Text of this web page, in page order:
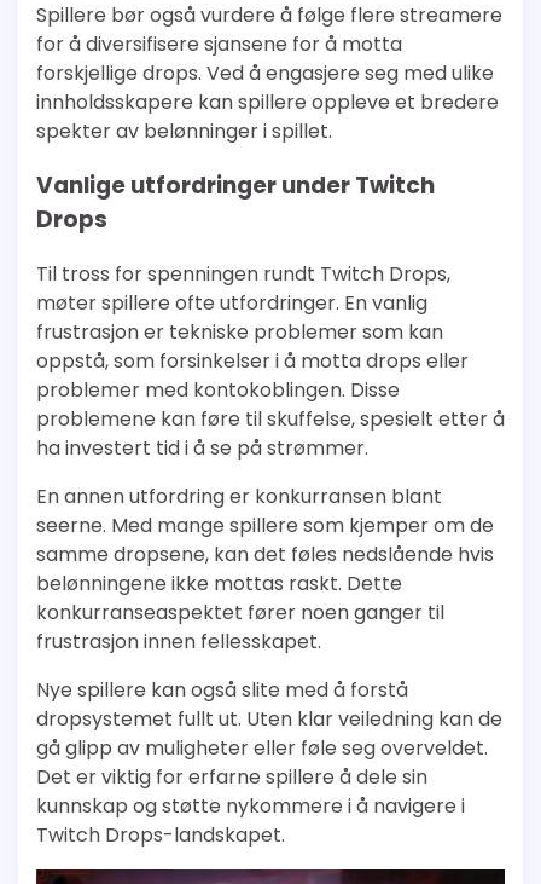
Spillere bør også vurdere å følge flere streamere
for å diversifisere sjansene for å motta
forskjellige drops. Ved å engasjere seg med ulike
innholdsskapere kan spillere oppleve et bredere
spekter av belønninger i spillet.
Vanlige utfordringer under Twitch
Drops
Til tross for spenningen rundt Twitch Drops,
møter spillere ofte utfordringer. En vanlig
frustrasjon er tekniske problemer som kan
oppstå, som forsinkelser i å motta drops eller
problemer med kontokoblingen. Disse
problemene kan føre til skuffelse, spesielt etter å
ha investert tid i å se på strømmer.
En annen utfordring er konkurransen blant
seerne. Med mange spillere som kjemper om de
samme dropsene, kan det føles nedslående hvis
belønningene ikke mottas raskt. Dette
konkurranseaspektet fører noen ganger til
frustrasjon innen fellesskapet.
Nye spillere kan også slite med å forstå
dropsystemet fullt ut. Uten klar veiledning kan de
gå glipp av muligheter eller føle seg overveldet.
Det er viktig for erfarne spillere å dele sin
kunnskap og støtte nykommere i å navigere i
Twitch Drops-landskapet.